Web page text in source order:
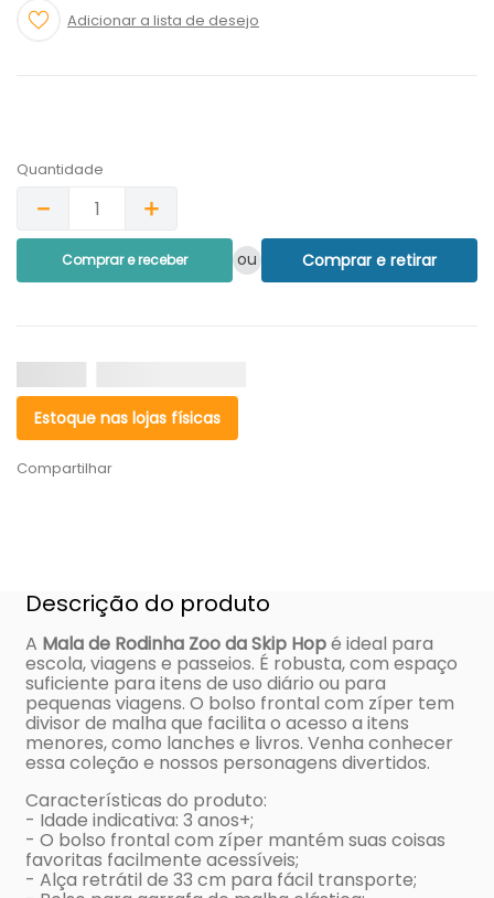
Quantidade
＋
－
Comprar e receber ou Comprar e retirar
Estoque nas lojas físicas
Compartilhar
Descrição do produto
A Mala de Rodinha Zoo da Skip Hopé ideal para
escola, viagens e passeios. É robusta, com espaço
suficiente para itens de uso diário ou para
pequenas viagens. O bolso frontal com zíper tem
divisor de malha que facilita o acesso a itens
menores, como lanches e livros. Venha conhecer
essa coleção e nossos personagens divertidos.
Características do produto:
- Idade indicativa: 3 anos+;
- O bolso frontal com zíper mantém suas coisas
favoritas facilmente acessíveis;
- Alça retrátil de 33 cm para fácil transporte;